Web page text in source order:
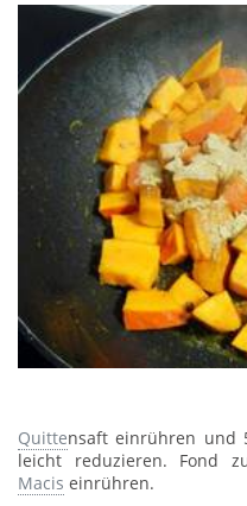
Quittensaft einrühren und
leicht reduzieren. Fond
Macis einrühren.